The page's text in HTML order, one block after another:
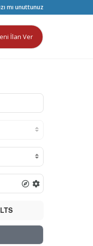
mı unuttunuz
İlan Ver